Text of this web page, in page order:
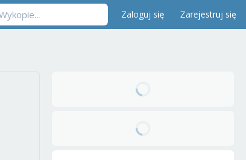
Zaloguj się Zarejestruj się